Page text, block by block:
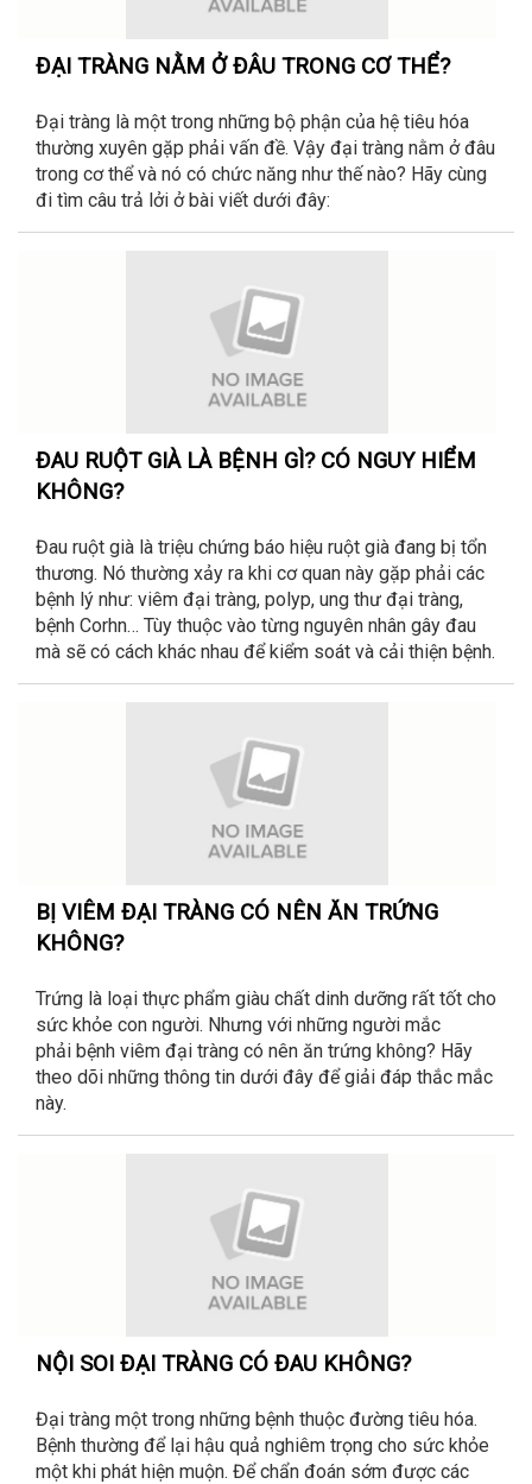
ĐẠI TRÀNG NẰM Ở ĐÂU TRONG CƠ THỂ?
Đại tràng là một trong những bộ phận của hệ tiêu hóa
thường xuyên gặp phải vấn đề. Vậy đại tràng nằm ở đâu
trong cơ thể và nó có chức năng như thế nào? Hãy cùng
đi tìm câu trả lởi ở bài viết dưới đây:
ĐAU RUỘT GIÀ LÀ BỆNH GÌ? CÓ NGUY HIỂM
KHÔNG?
Đau ruột già là triệu chứng báo hiệu ruột già đang bị tổn
thương. Nó thường xảy ra khi cơ quan này gặp phải các
bệnh lý như: viêm đại tràng, polyp, ung thư đại tràng,
bệnh Corhn… Tùy thuộc vào từng nguyên nhân gây đau
mà sẽ có cách khác nhau để kiểm soát và cải thiện bệnh.
BỊ VIÊM ĐẠI TRÀNG CÓ NÊN ĂN TRỨNG
KHÔNG?
Trứng là loại thực phẩm giàu chất dinh dưỡng rất tốt cho
sức khỏe con người. Nhưng với những người mắc
phải bệnh viêm đại tràng có nên ăn trứng không? Hãy
theo dõi những thông tin dưới đây để giải đáp thắc mắc
này.
NỘI SOI ĐẠI TRÀNG CÓ ĐAU KHÔNG?
Đại tràng một trong những bệnh thuộc đường tiêu hóa.
Bệnh thường để lại hậu quả nghiêm trọng cho sức khỏe
một khi phát hiện muộn. Để chẩn đoán sớm được các